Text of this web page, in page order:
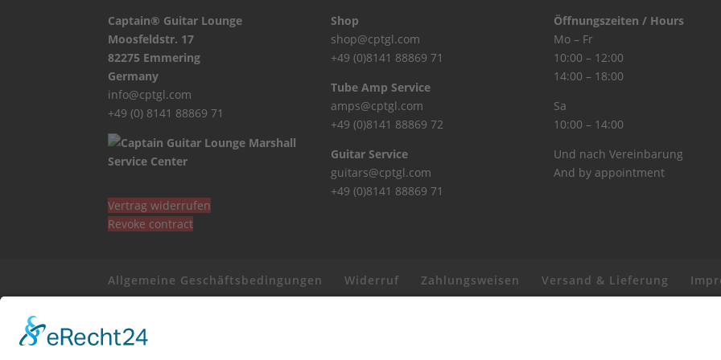
Captain® Guitar Lounge
Moosfeldstr. 17
82275 Emmering
Germany
info@cptgl.com
+49 (0) 8141 88869 71
Vertrag widerrufen
Revoke contract
Shop
shop@cptgl.com
+49 (0)8141 88869 71
Tube Amp Service
amps@cptgl.com
+49 (0)8141 88869 72
Guitar Service
guitars@cptgl.com
+49 (0)8141 88869 71
Öffnungszeiten / Hours
Mo – Fr
10:00 – 12:00
14:00 – 18:00
Sa
10:00 – 14:00
Und nach Vereinbarung
And by appointment
Allgemeine Geschäftsbedingungen Widerruf Zahlungsweisen Versand & Lieferung
registered trade mark